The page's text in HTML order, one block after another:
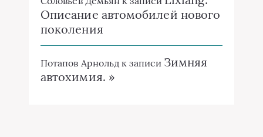
Описание автомобилей нового
поколения
Потапов Арнольд к записи Зимняя
автохимия. »